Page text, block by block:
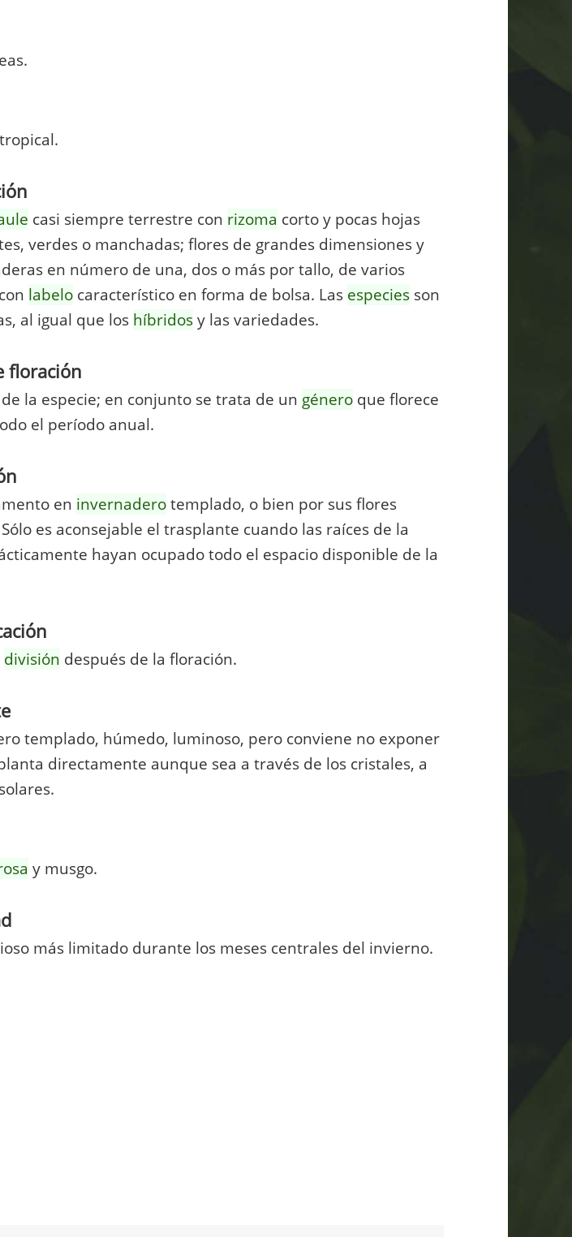
casi siempre terrestre con rizoma corto y pocas hojas
verdes o manchadas; flores de grandes dimensiones y
en número de una, dos o más por tallo, de varios
labelo característico en forma de bolsa. Las especies son
al igual que los híbridosy las variedades.
floración
la especie; en conjunto se trata de un género que florece
el período anual.
en invernaderotemplado, o bien por sus flores
es aconsejable el trasplante cuando las raíces de la
hayan ocupado todo el espacio disponible de la
división después de la floración.
templado, húmedo, luminoso, pero conviene no exponer
directamente aunque sea a través de los cristales, a
y musgo.
más limitado durante los meses centrales del invierno.